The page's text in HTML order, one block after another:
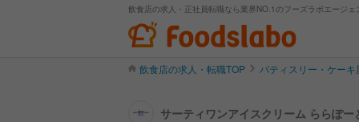
飲食店の求人・正社員転職なら業界NO.1のフーズラボエージェ
飲食店の求人・転職TOP パティスリー・ケーキ
サーティワンアイスクリーム ららぽ